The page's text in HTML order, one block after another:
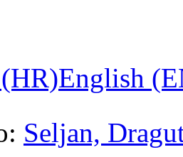
English
Seljan,